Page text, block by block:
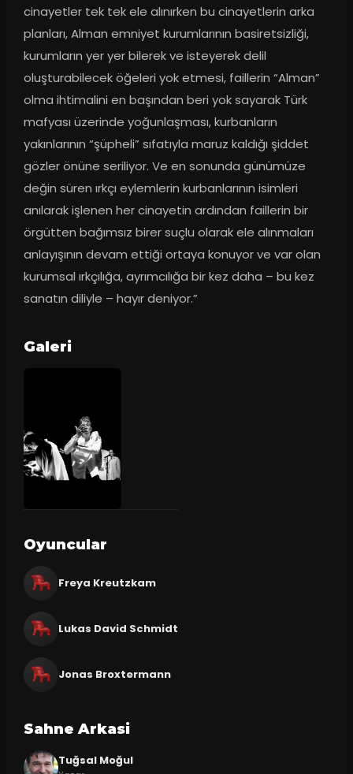
cinayetler tek tek ele alınırken bu cinayetlerin arka
planları, Alman emniyet kurumlarının basiretsizliği,
kurumların yer yer bilerek ve isteyerek delil
oluşturabilecek öğeleri yok etmesi, faillerin “Alman”
olma ihtimalini en başından beri yok sayarak Türk
mafyası üzerinde yoğunlaşması, kurbanların
yakınlarının “şüpheli” sıfatıyla maruz kaldığı şiddet
gözler önüne seriliyor. Ve en sonunda günümüze
değin süren ırkçı eylemlerin kurbanlarının isimleri
anılarak işlenen her cinayetin ardından faillerin bir
örgütten bağımsız birer suçlu olarak ele alınmaları
anlayışının devam ettiği ortaya konuyor ve var olan
kurumsal ırkçılığa, ayrımcılığa bir kez daha – bu kez
sanatın diliyle – hayır deniyor.”
Galeri
Oyuncular
Freya Kreutzkam
Lukas David Schmidt
Jonas Broxtermann
Sahne Arkasi
Tuğsal Moğul